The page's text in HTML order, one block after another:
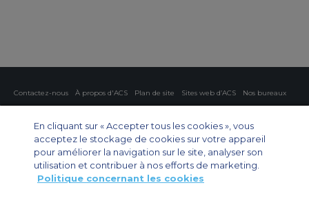
Contactez-nous À propos d'ACS Plan de site Sites web d’ACS
Nos bureaux
Paramètres des cookies
Affrètement privé
Affrètement commercial
Affrètement cargo
Guide des avions
Private Charter App
En cliquant sur « Accepter tous les cookies », vous
acceptez le stockage de cookies sur votre appareil
pour améliorer la navigation sur le site, analyser son
utilisation et contribuer à nos efforts de marketing.
Politique concernant les cookies